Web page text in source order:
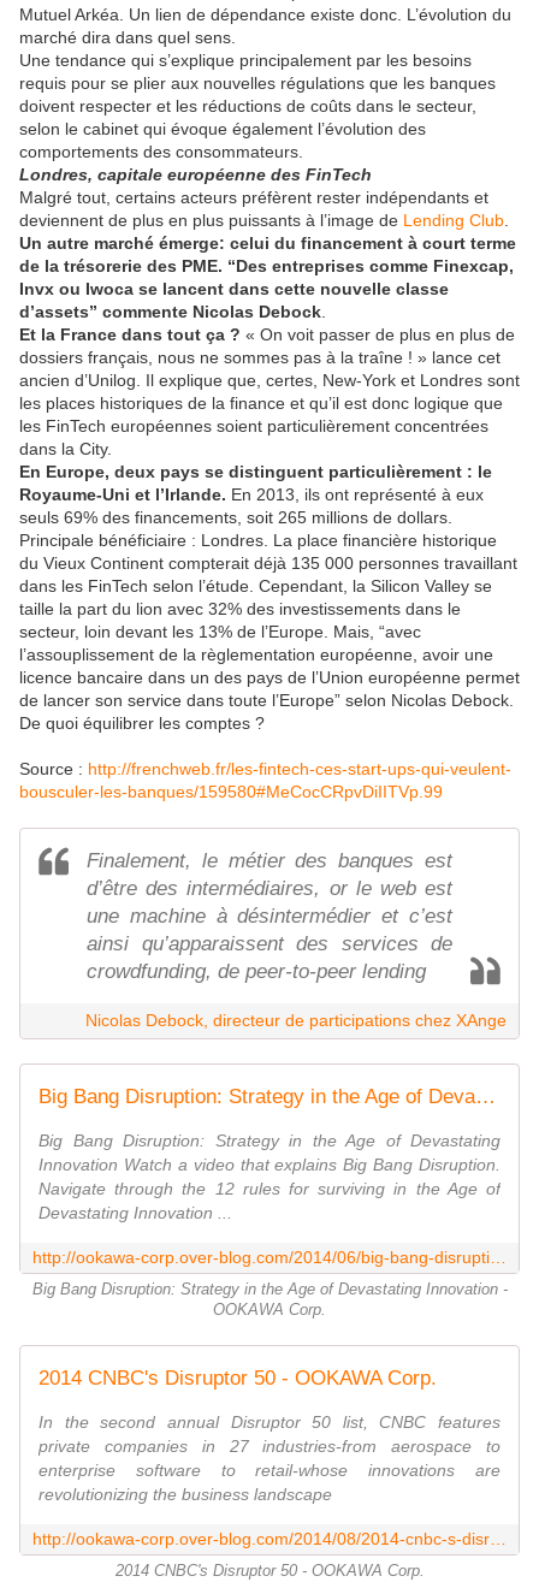
Mutuel Arkéa. Un lien de dépendance existe donc. L’évolution du
marché dira dans quel sens.
Une tendance qui s’explique principalement par les besoins
requis pour se plier aux nouvelles régulations que les banques
doivent respecter et les réductions de coûts dans le secteur,
selon le cabinet qui évoque également l’évolution des
comportements des consommateurs.
Londres, capitale européenne des FinTech
Malgré tout, certains acteurs préfèrent rester indépendants et
deviennent de plus en plus puissants à l’image de Lending Club
Un autre marché émerge: celui du financement à court terme
de la trésorerie des PME. “Des entreprises comme Finexcap,
Invx ou Iwoca se lancent dans cette nouvelle classe
d’assets” commente Nicolas Debock
Et la France dans tout ça ? « On voit passer de plus en plus de
dossiers français, nous ne sommes pas à la traîne ! » lance cet
ancien d’Unilog. Il explique que, certes, New-York et Londres sont
les places historiques de la finance et qu’il est donc logique que
les FinTech européennes soient particulièrement concentrées
dans la City.
En Europe, deux pays se distinguent particulièrement : le
Royaume-Uni et l’Irlande. En 2013, ils ont représenté à eux
seuls 69% des financements, soit 265 millions de dollars.
Principale bénéficiaire : Londres. La place financière historique
du Vieux Continent compterait déjà 135 000 personnes travaillant
dans les FinTech selon l’étude. Cependant, la Silicon Valley se
taille la part du lion avec 32% des investissements dans le
secteur, loin devant les 13% de l’Europe. Mais, “avec
l’assouplissement de la règlementation européenne, avoir une
licence bancaire dans un des pays de l’Union européenne permet
de lancer son service dans toute l’Europe” selon Nicolas Debock.
De quoi équilibrer les comptes ?
Source : http://frenchweb.fr/les-fintech-ces-start-ups-qui-veulent-
bousculer-les-banques/159580#MeCocCRpvDiIITVp.99
Finalement, le métier des banques est
d’être des intermédiaires, or le web est
une machine à désintermédier et c’est
ainsi qu’apparaissent des services de
crowdfunding, de peer-to-peer lending
Nicolas Debock, directeur de participations chez XAnge
Big Bang Disruption: Strategy in the Age of Devastating Innovation - OOKAWA Corp.
Big Bang Disruption: Strategy in the Age of Devastating
Innovation Watch a video that explains Big Bang Disruption.
Navigate through the 12 rules for surviving in the Age of
Devastating Innovation ...
Big Bang Disruption: Strategy in the Age of Devastating Innovation -
OOKAWA Corp.
2014 CNBC's Disruptor 50 - OOKAWA Corp.
In the second annual Disruptor 50 list, CNBC features
private companies in 27 industries-from aerospace to
enterprise software to retail-whose innovations are
revolutionizing the business landscape
2014 CNBC's Disruptor 50 - OOKAWA Corp.